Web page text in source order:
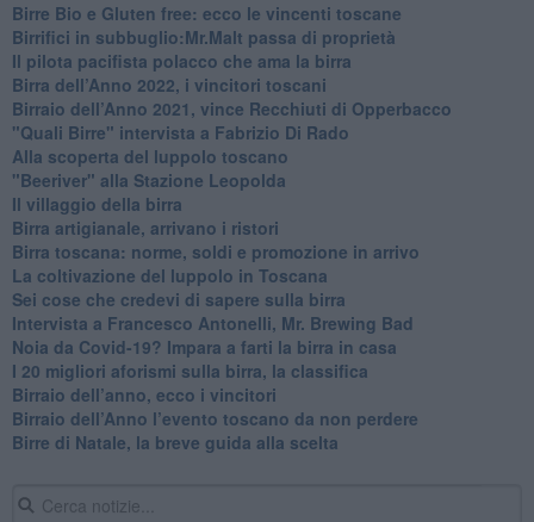
​Birre Bio e Gluten free: ecco le vincenti toscane
​Birrifici in subbuglio:Mr.Malt passa di proprietà
​Il pilota pacifista polacco che ama la birra
​Birra dell’Anno 2022, i vincitori toscani
Birraio dell’Anno 2021, vince Recchiuti di Opperbacco
"Quali Birre" intervista a Fabrizio Di Rado
​Alla scoperta del luppolo toscano
"Beeriver" alla Stazione Leopolda
Il villaggio della birra
Birra artigianale, arrivano i ristori
Birra toscana: norme, soldi e promozione in arrivo
La coltivazione del luppolo in Toscana
Sei cose che credevi di sapere sulla birra
Intervista a Francesco Antonelli, Mr. Brewing Bad
Noia da Covid-19? Impara a farti la birra in casa
I 20 migliori aforismi sulla birra, la classifica
​Birraio dell’anno, ecco i vincitori
​Birraio dell’Anno l’evento toscano da non perdere
Birre di Natale, la breve guida alla scelta